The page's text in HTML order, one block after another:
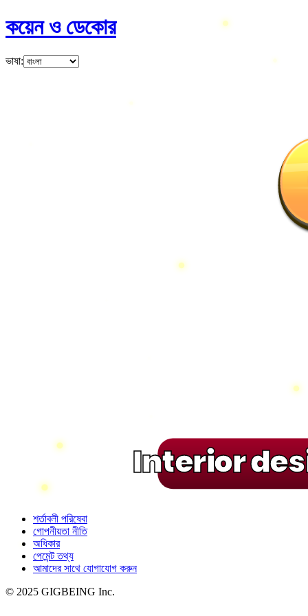
কয়েন ও ডেকোর
ভাষা:
Interior
শর্তাবলী পরিষেবা
গোপনীয়তা নীতি
অধিকার
পেমেন্ট তথ্য
আমাদের সাথে যোগাযোগ করুন
© 2025 GIGBEING Inc.